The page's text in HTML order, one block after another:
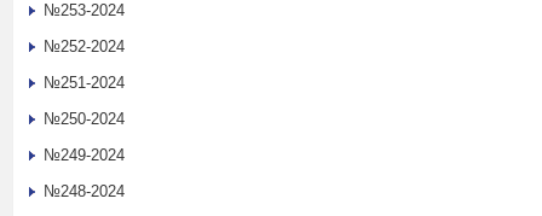
№253-2024
№252-2024
№251-2024
№250-2024
№249-2024
№248-2024